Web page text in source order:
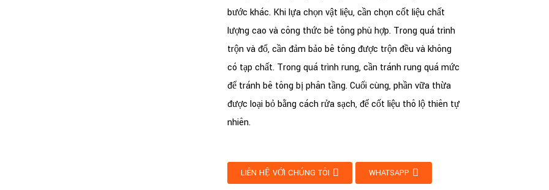
bước khác. Khi lựa chọn vật liệu, cần chọn cốt liệu chất
lượng cao và công thức bê tông phù hợp. Trong quá trình
trộn và đổ, cần đảm bảo bê tông được trộn đều và không
có tạp chất. Trong quá trình rung, cần tránh rung quá mức
để tránh bê tông bị phân tầng. Cuối cùng, phần vữa thừa
được loại bỏ bằng cách rửa sạch, để cốt liệu thô lộ thiên tự
nhiên.
LIÊN HỆ VỚI CHÚNG TÔI WHATSAPP